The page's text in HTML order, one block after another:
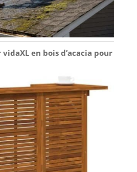
en bois d’acacia pour